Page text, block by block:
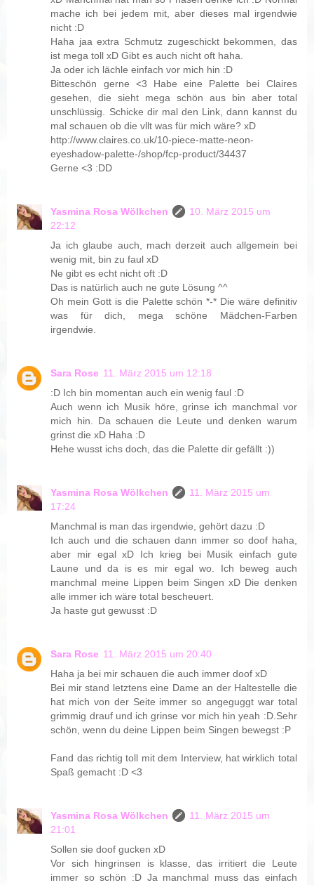
mache ich bei jedem mit, aber dieses mal irgendwie
nicht :D
Haha jaa extra Schmutz zugeschickt bekommen, das
ist mega toll xD Gibt es auch nicht oft haha.
Ja oder ich lächle einfach vor mich hin :D
Bitteschön gerne <3 Habe eine Palette bei Claires
gesehen, die sieht mega schön aus bin aber total
unschlüssig. Schicke dir mal den Link, dann kannst du
mal schauen ob die vllt was für mich wäre? xD
http://www.claires.co.uk/10-piece-matte-neon-
eyeshadow-palette-/shop/fcp-product/34437
Gerne <3 :DD
Yasmina Rosa Wölkchen
10. März 2015 um
22:12
Ja ich glaube auch, mach derzeit auch allgemein bei
wenig mit, bin zu faul xD
Ne gibt es echt nicht oft :D
Das is natürlich auch ne gute Lösung ^^
Oh mein Gott is die Palette schön *-* Die wäre definitiv
was für dich, mega schöne Mädchen-Farben
irgendwie.
Sara Rose 11. März 2015 um 12:18
:D Ich bin momentan auch ein wenig faul :D
Auch wenn ich Musik höre, grinse ich manchmal vor
mich hin. Da schauen die Leute und denken warum
grinst die xD Haha :D
Hehe wusst ichs doch, das die Palette dir gefällt :))
Yasmina Rosa Wölkchen
11. März 2015 um
17:24
Manchmal is man das irgendwie, gehört dazu :D
Ich auch und die schauen dann immer so doof haha,
aber mir egal xD Ich krieg bei Musik einfach gute
Laune und da is es mir egal wo. Ich beweg auch
manchmal meine Lippen beim Singen xD Die denken
alle immer ich wäre total bescheuert.
Ja haste gut gewusst :D
Sara Rose 11. März 2015 um 20:40
Haha ja bei mir schauen die auch immer doof xD
Bei mir stand letztens eine Dame an der Haltestelle die
hat mich von der Seite immer so angeguggt war total
grimmig drauf und ich grinse vor mich hin yeah :D.Sehr
schön, wenn du deine Lippen beim Singen bewegst :P
Fand das richtig toll mit dem Interview, hat wirklich total
Spaß gemacht :D <3
Yasmina Rosa Wölkchen
11. März 2015 um
21:01
Sollen sie doof gucken xD
Vor sich hingrinsen is klasse, das irritiert die Leute
immer so schön :D Ja manchmal muss das einfach